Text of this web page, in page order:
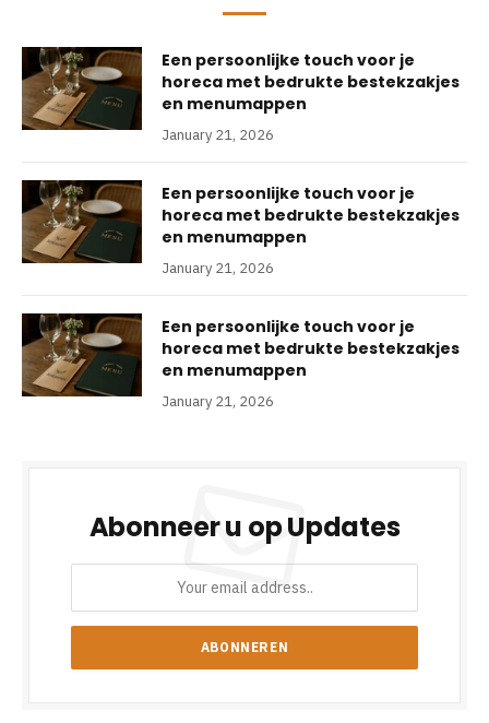
Een persoonlijke touch voor je
horeca met bedrukte bestekzakjes
en menumappen
January 21, 2026
Een persoonlijke touch voor je
horeca met bedrukte bestekzakjes
en menumappen
January 21, 2026
Een persoonlijke touch voor je
horeca met bedrukte bestekzakjes
en menumappen
January 21, 2026
Abonneer u op Updates